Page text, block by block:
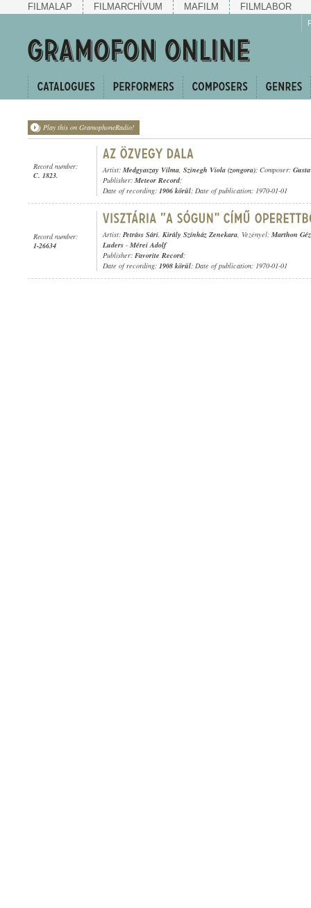
FILMALAP FILMARCHÍVUM MAFILM FILMLABOR
Play this on GramophoneRadio!
Record number:
C. 1823.
Artist: Medgyaszay Vilma, Szinegh Viola (zongora); Composer:
Publisher: Meteor Record;
Date of recording: 1906 körül; Date of publication: 1970-01-01
Record number:
1-26634
Artist: Petráss Sári, Király Színház Zenekara, Vezényel: Marthon
Luders - Mérei Adolf
Publisher: Favorite Record;
Date of recording: 1908 körül; Date of publication: 1970-01-01